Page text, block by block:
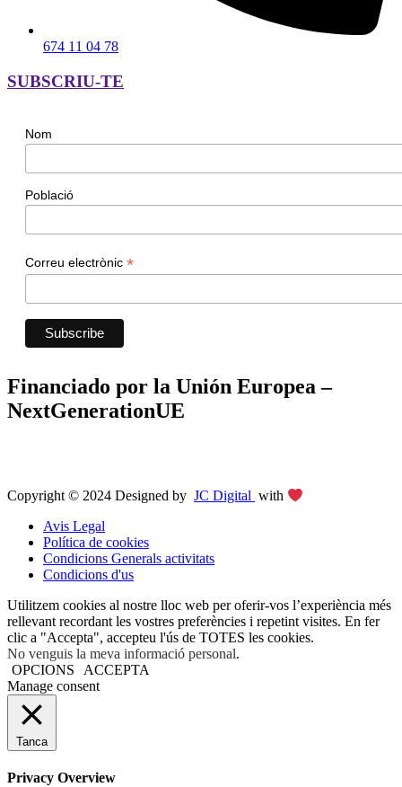
674 11 04 78
SUBSCRIU-TE
Nom
Població
Correu electrònic *
Financiado por la Unión Europea –
NextGenerationUE
Copyright © 2024 Designed by JC Digital with
Avis Legal
Política de cookies
Condicions Generals activitats
Condicions d'us
Utilitzem cookies al nostre lloc web per oferir-vos l’experiència més
rellevant recordant les vostres preferències i repetint visites. En fer
clic a "Accepta", accepteu l'ús de TOTES les cookies.
No venguis la meva informació personal.
OPCIONS
ACCEPTA
Manage consent
Tanca
Privacy Overview